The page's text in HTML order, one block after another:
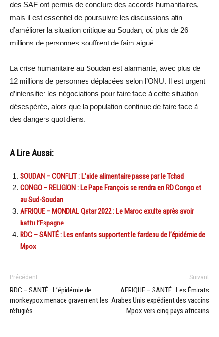
des SAF ont permis de conclure des accords humanitaires,
mais il est essentiel de poursuivre les discussions afin
d’améliorer la situation critique au Soudan, où plus de 26
millions de personnes souffrent de faim aiguë.
La crise humanitaire au Soudan est alarmante, avec plus de
12 millions de personnes déplacées selon l’ONU. Il est urgent
d’intensifier les négociations pour faire face à cette situation
désespérée, alors que la population continue de faire face à
des dangers quotidiens.
A Lire Aussi:
SOUDAN – CONFLIT : L’aide alimentaire passe par le Tchad
CONGO – RELIGION : Le Pape François se rendra en RD Congo et
au Sud-Soudan
AFRIQUE – MONDIAL Qatar 2022 : Le Maroc exulte après avoir
battu l’Espagne
RDC – SANTÉ : Les enfants supportent le fardeau de l’épidémie de
Mpox
Précédent
RDC – SANTÉ : L’épidémie de
monkeypox menace gravement les
réfugiés
Suivant
AFRIQUE – SANTÉ : Les Émirats
Arabes Unis expédient des vaccins
Mpox vers cinq pays africains